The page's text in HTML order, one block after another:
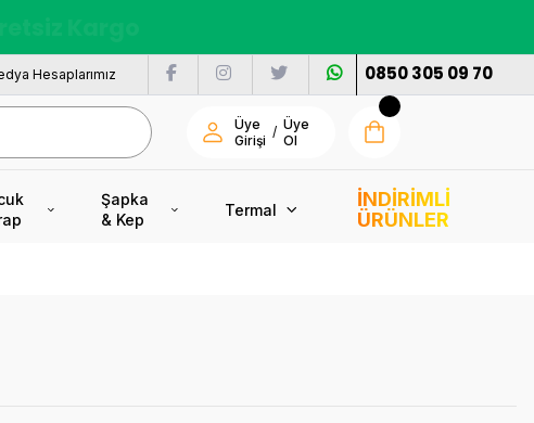
Hesaplarımız 0850 305 09 70
Üye
Girişi
/ Üye
Ol
Şapka
& Kep
Termal
İNDİRİMLİ
ÜRÜNLER